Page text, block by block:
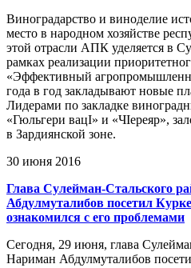
Виноградарство и виноделие
место в народном хозяйстве
этой отрасли АПК уделяется в
рамках реализации
«Эффективный
года в год закладывают новые
Лидерами по закладке
«Гюльгери вацI» и «ЧIереяр»,
в Зардиянской зоне.
30 июня 2016
Глава Сулейман-Стальского
Абдулмуталибов посетил
ознакомился с его проблемами
Сегодня, 29 июня, глава
Нариман Абдулмуталибов